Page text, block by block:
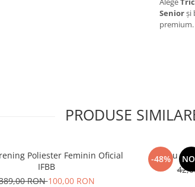
Seniorși
premium.
PRODUSE
Poliester Feminin Oficial
IFBB
RON100,00 RON
-48%
Maiou